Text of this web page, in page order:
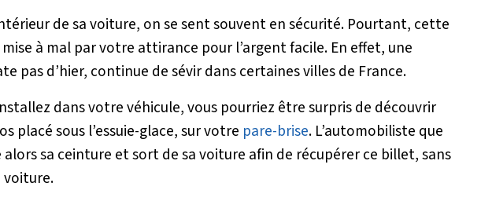
de sa voiture, on se sent souvent en sécurité. Pourtant, cette
à mal par votre attirance pour l’argent facile. En effet, une
pas d’hier, continue de sévir dans certaines villes de France.
dans votre véhicule, vous pourriez être surpris de découvrir
placé sous l’essuie-glace, sur votre pare-brise. L’automobiliste que
sa ceinture et sort de sa voiture afin de récupérer ce billet, sans
voiture.